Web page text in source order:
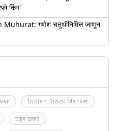
किंग'
गणेश चतुर्थीनिमित्त जाणून
Indian Stock Market
उद्धव ठाकरे